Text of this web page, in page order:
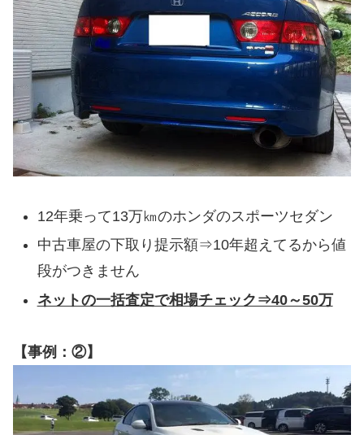
12年乗って13万㎞のホンダのスポーツセダン
中古車屋の下取り提示額⇒10年超えてるから値
段がつきません
ネットの一括査定で相場チェック⇒40～50万
【事例：②】